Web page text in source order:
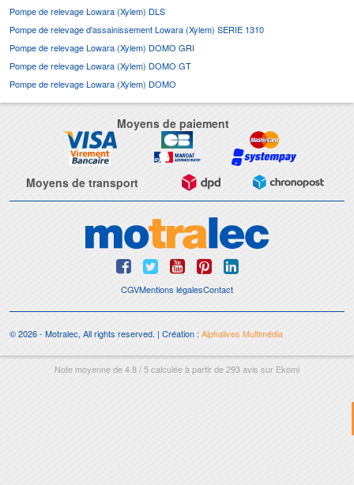
Pompe de relevage Lowara (Xylem) DLS
Pompe de relevage d'assainissement Lowara (Xylem) SERIE 1310
Pompe de relevage Lowara (Xylem) DOMO GRI
Pompe de relevage Lowara (Xylem) DOMO GT
Pompe de relevage Lowara (Xylem) DOMO
Moyens de paiement
Moyens de transport
CGVMentions légalesContact
© 2026 - Motralec, All rights reserved. | Création :Alphalives Multimédia
Note moyenne de4.8/5calculée à partir de293avis sur Ekomi